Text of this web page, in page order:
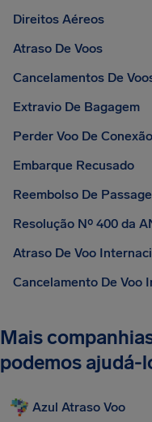
Direitos Aéreos
Atraso De Voos
Cancelamentos De
Extravio De Bagagem
Perder Voo De Conexão
Embarque Recusado
Reembolso De
Resolução Nº 400 da
Atraso De Voo
Cancelamento De Voo
Mais
podemos ajudá-
Azul Atraso Voo